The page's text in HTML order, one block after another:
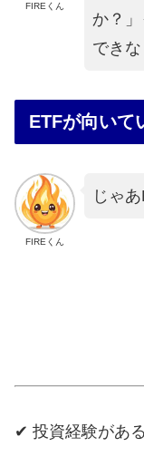
FIREくん
か？
でき
ETFが向いて
FIREくん
じゃ
✔ 投資経験がある